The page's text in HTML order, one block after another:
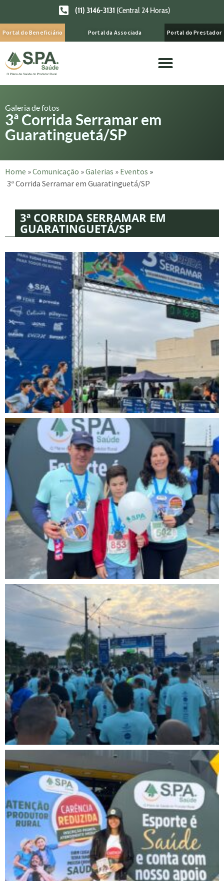
(11) 3146-3131 (Central 24 Horas)
Portal do Beneficiário Portal da Associada Portal do Prestador
Galeria de fotos
3ª Corrida Serramar em
Guaratinguetá/SP
Home »Comunicação »Galerias » Eventos »
3ª Corrida Serramar em Guaratinguetá/SP
3ª CORRIDA SERRAMAR EM
GUARATINGUETÁ/SP